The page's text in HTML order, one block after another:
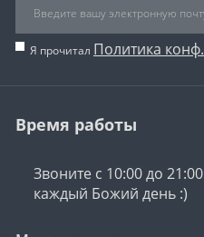
Я прочитал Политика конф.
Время работы
Звоните с 10:00 до 21:00
каждый Божий день :)